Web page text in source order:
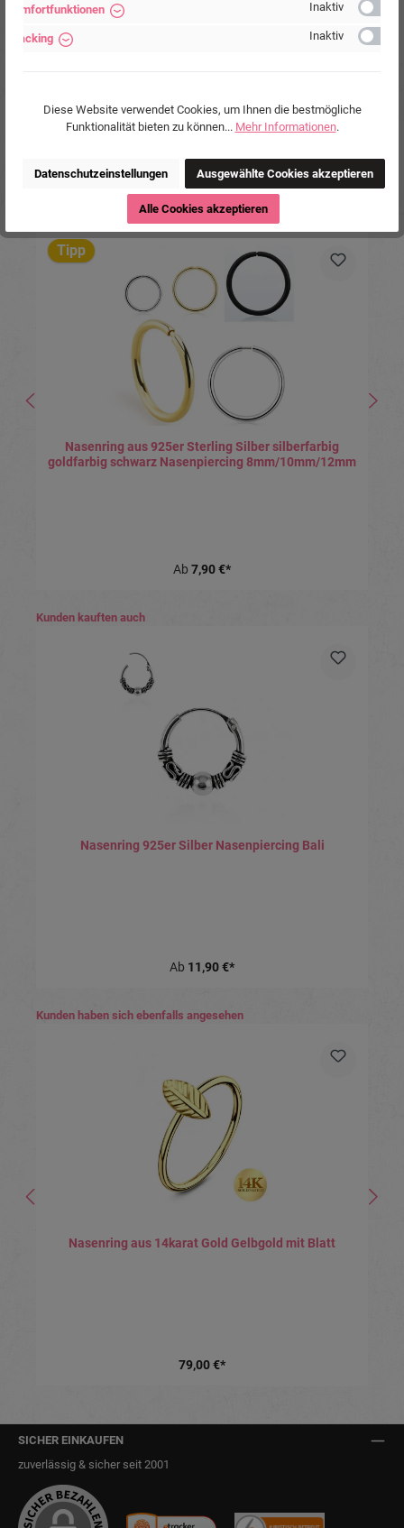
Nasenring 925er Silber Lasercut Nasenpiercing 0,8
8,90 €*
Tipp
Nasenring aus 925er Sterling Silber silberfarbig
goldfarbig schwarz Nasenpiercing 8mm/10mm/12mm
Ab 7,90 €*
Produktgalerie überspringen
Kunden kauften auch
Nasenring 925er Silber Nasenpiercing Bali
Ab 11,90 €*
Produktgalerie überspringen
Kunden haben sich ebenfalls angesehen
Nasenring aus 14karat Gold Gelbgold mit Blatt
79,00 €*
SICHER EINKAUFEN
zuverlässig & sicher seit 2001
Komfortfunktionen Inaktiv
Tracking Inaktiv
Diese Website verwendet Cookies, um Ihnen die bestmögliche
Funktionalität bieten zu können... Mehr Informationen.
Datenschutzeinstellungen Ausgewählte Cookies akzeptieren
Alle Cookies akzeptieren